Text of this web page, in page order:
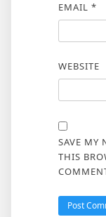
EMAIL *
WEBSITE
SAVE MY
THIS